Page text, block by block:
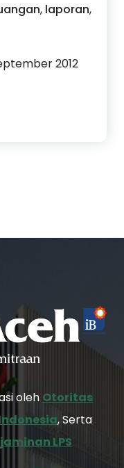
, laporan,
2012
oleh Otoritas
, Serta
LPS